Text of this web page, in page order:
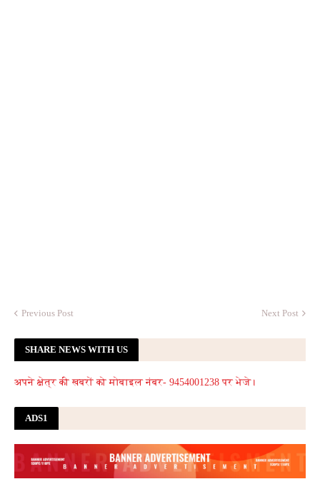
Previous Post Next Post
SHARE NEWS WITH US
अपने क्षेत्र की खबरों को मोबाइल नंबर- 9454001238 पर भेजे।
ADS1